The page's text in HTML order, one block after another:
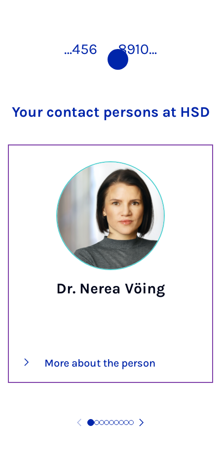
…456 7 8910…
Your contact persons at HSD
Dr. Nerea Vöing
More about the person